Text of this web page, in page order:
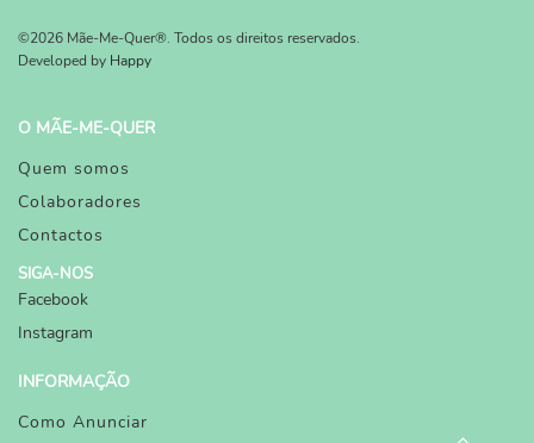
©2026 Mãe-Me-Quer®. Todos os direitos reservados.
Developed by Happy
O MÃE-ME-QUER
Quem somos
Colaboradores
Contactos
SIGA-NOS
Facebook
Instagram
INFORMAÇÃO
Como Anunciar